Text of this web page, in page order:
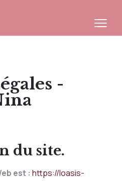
-
du site.
est : https://loasis-